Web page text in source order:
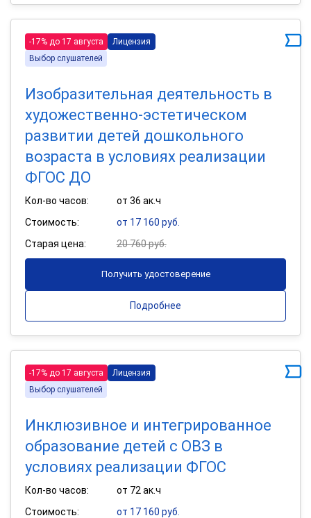
-17% до 17 августа
Лицензия
Выбор слушателей
Изобразительная деятельность в
художественно-эстетическом
развитии детей дошкольного
возраста в условиях реализации
ФГОС ДО
Кол-во часов:
от 36 ак.ч
Стоимость:
от 17 160 руб.
Старая цена:
20 760 руб.
Получить удостоверение
Подробнее
-17% до 17 августа
Лицензия
Выбор слушателей
Инклюзивное и интегрированное
образование детей с ОВЗ в
условиях реализации ФГОС
Кол-во часов:
от 72 ак.ч
Стоимость:
от 17 160 руб.